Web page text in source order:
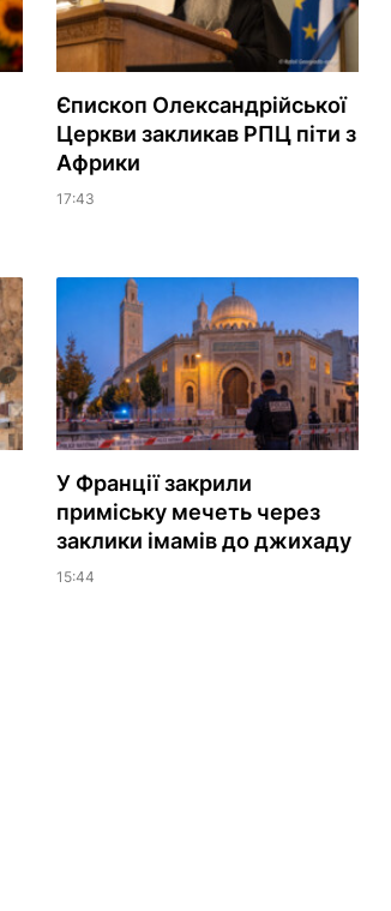
Єпископ Олександрійської
Церкви закликав РПЦ піти з
Африки
17:43
У Франції закрили
приміську мечеть через
заклики імамів до джихаду
15:44